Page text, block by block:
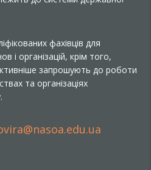
фахівців для
і організацій, крім того,
запрошують до роботи
та організаціях